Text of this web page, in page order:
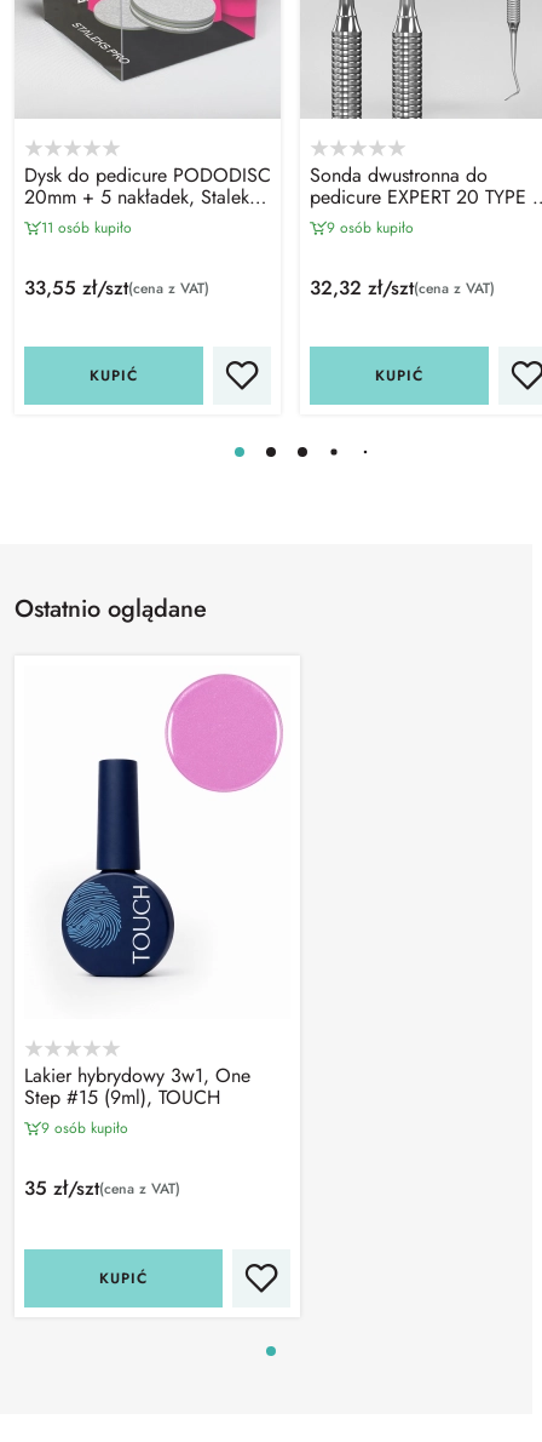
Dysk do pedicure PODODISC
20mm + 5 nakładek, Staleks
PRO11 osób kupiło
33,55 zł/szt(cena z VAT)
KUPIĆ
Sonda dwustronna do
pedicure EXPERT 20 TYPE
Staleks PRO
9 osób kupiło
32,32 zł/szt(cena z VAT)
KUPIĆ
Ostatnio oglądane
Lakier hybrydowy 3w1, One
Step #15 (9ml), TOUCH
9 osób kupiło
35 zł/szt(cena z VAT)
KUPIĆ